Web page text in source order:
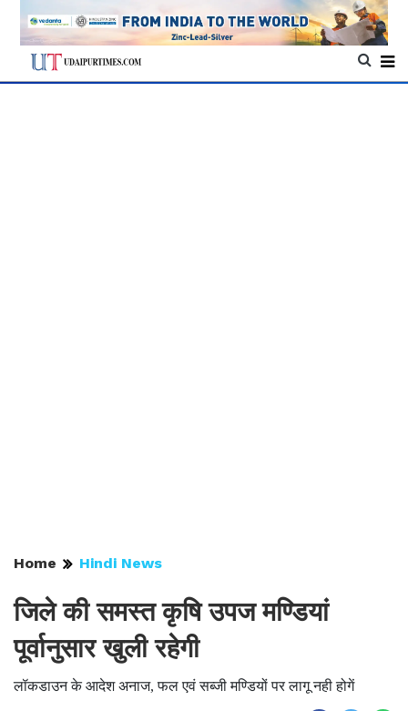
Home Hindi News
जिले की समस्त कृषि उपज मण्डियां
पूर्वानुसार खुली रहेगी
लॉकडाउन के आदेश अनाज, फल एवं सब्जी मण्डियों पर लागू नही होगें